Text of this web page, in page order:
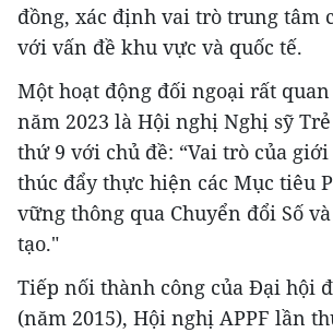
đồng, xác định vai trò trung tâm
với vấn đề khu vực và quốc tế.
Một hoạt động đối ngoại rất
năm 2023 là Hội nghị Nghị sỹ
thứ 9 với chủ đề: “Vai trò của
thúc đẩy thực hiện các Mục tiêu
vững thông qua Chuyển đổi Số
tạo."
Tiếp nối thành công của Đại hội
(năm 2015), Hội nghị APPF lần